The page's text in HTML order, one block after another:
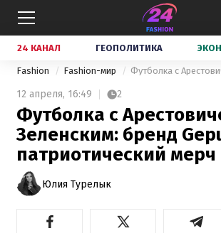
24 КАНАЛ ГЕОПОЛИТИКА
Fashion Fashion-мир
12 апреля, 16:49 2
Футболка с
Зеленским: бренд
патриотический мерч
Юлия Турелык